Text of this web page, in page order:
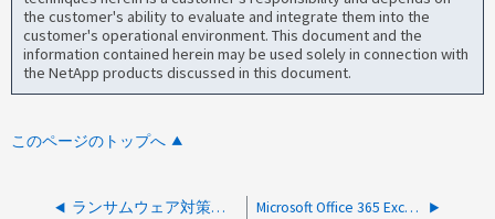
the customer's ability to evaluate and integrate them into the
customer's operational environment. This document and the
information contained herein may be used solely in connection with
the NetApp products discussed in this document.
このページのトップへ
ランサムウェア対策アラートを受信するようにAIQUMを設定する方法 Microsoft Office 365 ExchangeでActive IQ Unified ManagerのSMTPメール通知設定を構成する方法